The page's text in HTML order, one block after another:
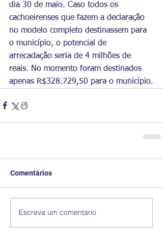
dia 30 de maio. Caso todos os
cachoeirenses que fazem a declaração
no modelo completo destinassem para
o município, o potencial de
arrecadação seria de 4 milhões de
reais. No momento foram destinados
apenas R$328.729,50 para o município.
Comentários
Escreva um comentário